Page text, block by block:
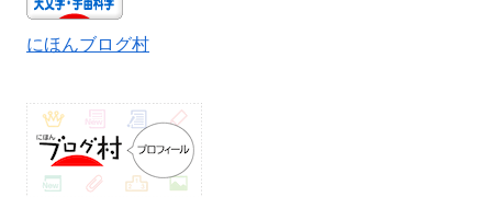
にほんブログ村